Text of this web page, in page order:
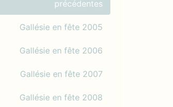
précédentes
Gallésie en fête 2005
Gallésie en fête 2006
Gallésie en fête 2007
Gallésie en fête 2008